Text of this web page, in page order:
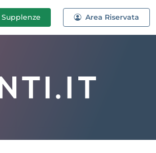
Supplenze Area Riservata